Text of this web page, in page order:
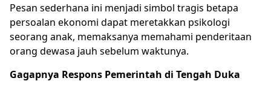
Pesan sederhana ini menjadi simbol tragis betapa
persoalan ekonomi dapat meretakkan psikologi
seorang anak, memaksanya memahami penderitaan
orang dewasa jauh sebelum waktunya.
Gagapnya Respons Pemerintah di Tengah Duka